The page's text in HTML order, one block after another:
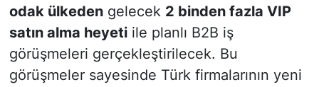
odak ülkedengelecek 2 binden fazla VIP
satın alma heyetiile planlı B2B iş
görüşmeleri gerçekleştirilecek. Bu
görüşmeler sayesinde Türk firmalarının yeni